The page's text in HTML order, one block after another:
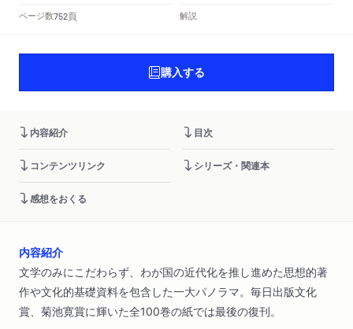
ページ数752頁 解説
購入する
内容紹介 目次
コンテンツリンク シリーズ・関連本
感想をおくる
内容紹介
文学のみにこだわらず、わが国の近代化を推し進めた思想的著
作や文化的基礎資料を包含した一大パノラマ。毎日出版文化
賞、菊池寛賞に輝いた全100巻の紙では最後の復刊。